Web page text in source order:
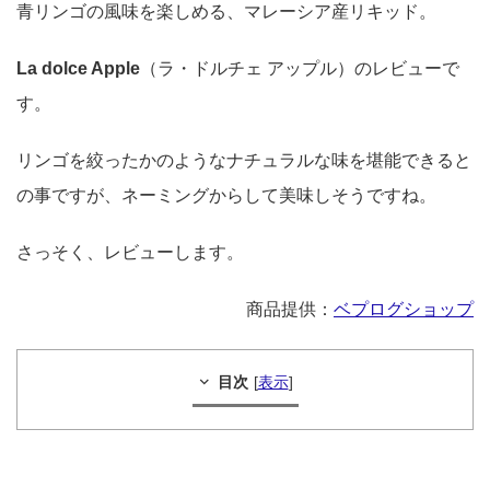
青リンゴの風味を楽しめる、マレーシア産リキッド。
La dolce Apple （ラ・ドルチェ アップル）のレビューで
す。
リンゴを絞ったかのようなナチュラルな味を堪能できると
の事ですが、ネーミングからして美味しそうですね。
さっそく、レビューします。
商品提供： ベプログショップ
目次 [表示]